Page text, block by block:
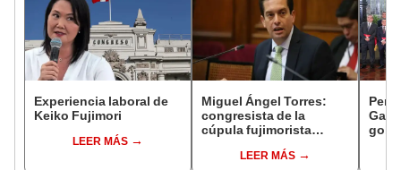
Experiencia laboral de
Keiko Fujimori
LEER MÁS
Miguel Ángel Torres:
congresista de la
cúpula fujimorista
del SenadoLEER MÁS